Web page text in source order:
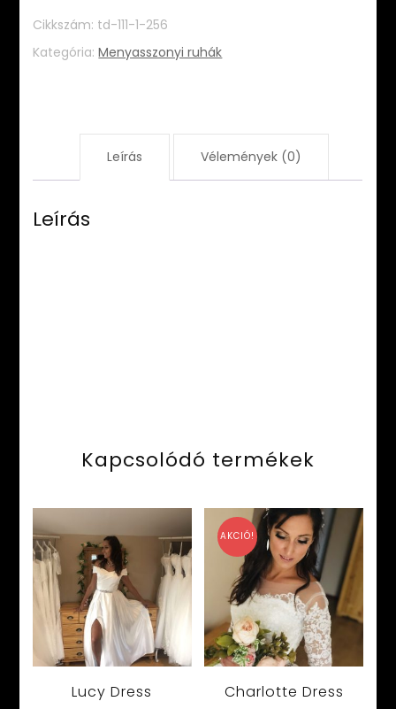
Cikkszám: td-111-1-256
Kategória:Menyasszonyi ruhák
Leírás Vélemények (0)
Leírás
Kapcsolódó termékek
Lucy Dress
AKCIÓ!
Charlotte Dress